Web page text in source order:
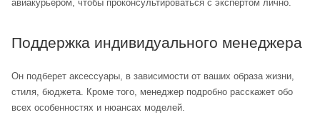
авиакурьером, чтобы проконсультироваться с экспертом лично.
Поддержка индивидуального менеджера
Он подберет аксессуары, в зависимости от ваших образа жизни,
стиля, бюджета. Кроме того, менеджер подробно расскажет обо
всех особенностях и нюансах моделей.